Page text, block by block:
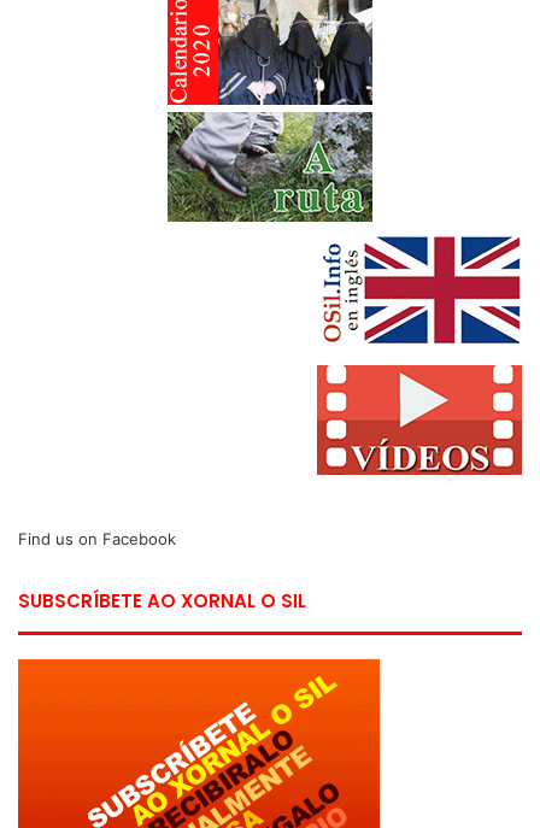
Find us on Facebook
SUBSCRÍBETE AO XORNAL O SIL